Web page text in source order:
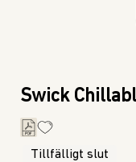
Swick
Tillfälligt slut